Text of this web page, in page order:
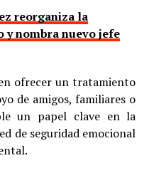
reorganiza la
y nombra nuevo jefe
ofrecer un tratamiento
de amigos, familiares o
un papel clave en la
de seguridad emocional